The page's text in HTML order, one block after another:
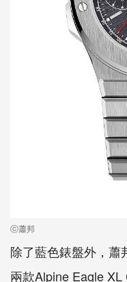
ⓒ蕭邦
除了藍色錶盤外，蕭
兩款Alpine Eagle